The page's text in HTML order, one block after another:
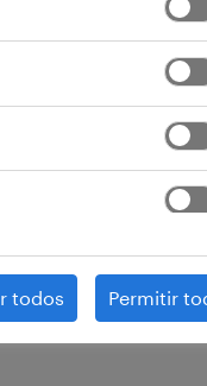
e
para ti. Há
grande
mecânico, o
são as tuas
todos Permitir